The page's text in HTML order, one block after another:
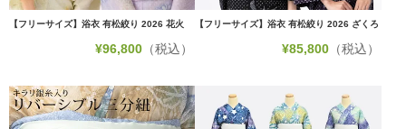
【フリーサイズ】浴衣 有松絞り 2026 花火
¥96,800 （税込）
【フリーサイズ】浴衣 有松絞り 2026 ざくろ
¥85,800（税込）